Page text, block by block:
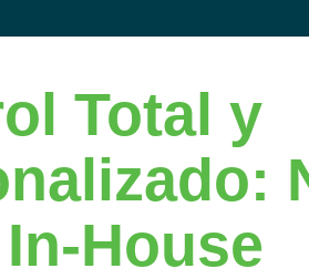
Total y
House